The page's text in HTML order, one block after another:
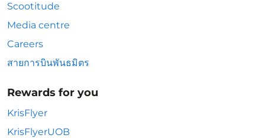
Scootitude
Media centre
Careers
สายการบินพันธมิตร
Rewards for you
KrisFlyer
KrisFlyerUOB